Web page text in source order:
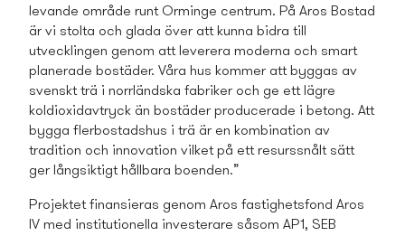
levande område runt Orminge centrum. På Aros Bostad
är vi stolta och glada över att kunna bidra till
utvecklingen genom att leverera moderna och smart
planerade bostäder. Våra hus kommer att byggas av
svenskt trä i norrländska fabriker och ge ett lägre
koldioxidavtryck än bostäder producerade i betong. Att
bygga flerbostads­hus i trä är en kombination av
tradition och innovation vilket på ett resurssnålt sätt
ger långsiktigt hållbara boenden.”
Projektet finansieras genom Aros fastighets­fond Aros
IV med institutionella investerare såsom AP1, SEB